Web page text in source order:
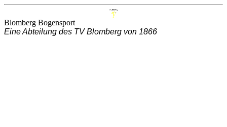
Blomberg Bogensport
Eine Abteilung des TV Blomberg von 1866